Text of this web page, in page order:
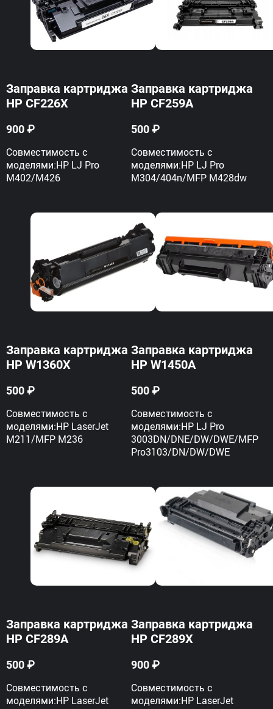
Заправка картриджа
HP CF226X
900 ₽
Совместимость с
моделями:HP LJ Pro
M402/M426
Заправка картриджа
HP CF259A
500 ₽
Совместимость с
моделями:HP LJ Pro
M304/404n/MFP M428dw
Заправка картриджа
HP W1360X
500 ₽
Совместимость с
моделями:HP LaserJet
M211/MFP M236
Заправка картриджа
HP W1450A
500 ₽
Совместимость с
моделями:HP LJ Pro
3003DN/DNE/DW/DWE/MFP
Pro3103/DN/DW/DWE
Заправка картриджа
HP CF289A
500 ₽
Совместимость с
моделями:HP LaserJet
Заправка картриджа
HP CF289X
900 ₽
Совместимость с
моделями:HP LaserJet